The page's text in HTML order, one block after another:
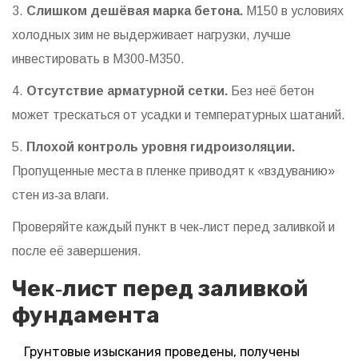
3. Слишком дешёвая марка бетона. М150 в условиях
холодных зим не выдерживает нагрузки, лучше
инвестировать в М300‑М350.
4. Отсутствие арматурной сетки. Без неё бетон
может трескаться от усадки и температурных шатаний.
5. Плохой контроль уровня гидроизоляции.
Пропущенные места в пленке приводят к «вздуванию»
стен из‑за влаги.
Проверяйте каждый пункт в чек‑лист перед заливкой и
после её завершения.
Чек‑лист перед заливкой
фундамента
Грунтовые изыскания проведены, получены